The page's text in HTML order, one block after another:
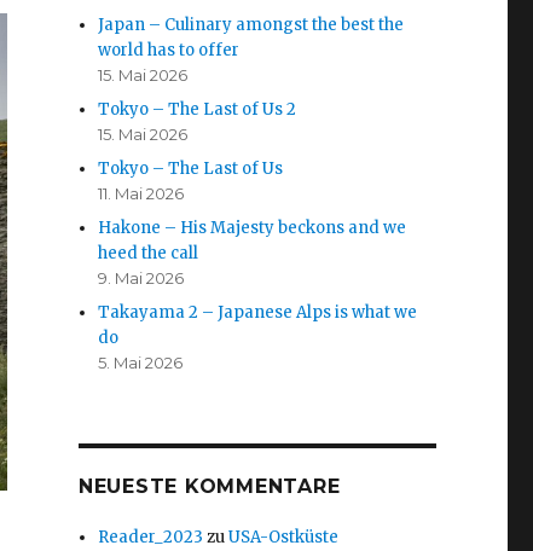
Japan – Culinary amongst the best the
world has to offer
15. Mai 2026
Tokyo – The Last of Us 2
15. Mai 2026
Tokyo – The Last of Us
11. Mai 2026
Hakone – His Majesty beckons and we
heed the call
9. Mai 2026
Takayama 2 – Japanese Alps is what we
do
5. Mai 2026
NEUESTE KOMMENTARE
Reader_2023 zuUSA-Ostküste